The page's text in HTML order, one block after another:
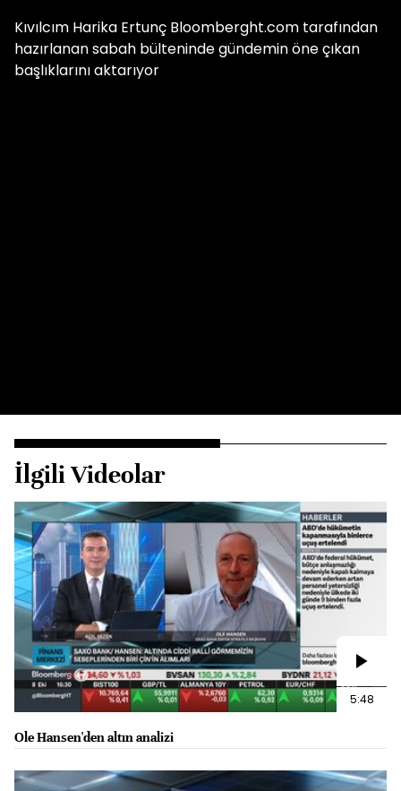
Kıvılcım Harika Ertunç Bloomberght.com tarafından
hazırlanan sabah bülteninde gündemin öne çıkan
başlıklarını aktarıyor
İlgili Videolar
5:48
Ole Hansen'den altın analizi